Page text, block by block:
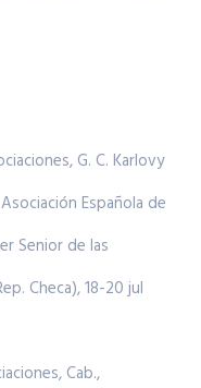
G. C. Karlovy
Española de
Senior de las
Checa), 18-20 jul
Cab.,